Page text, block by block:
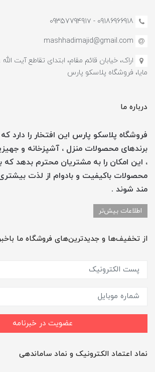
09186966918 - 0935779491۷
mashhadimajid@gmail.com
اراک، خیابان قائم مقام، ابتدای تقاطع آیت
مایا، فروشگاه پلاسکو پارس
درباره ما
فروشگاه پلاسکو پارس این افتخار را دارد
برندهای محصولات منزل ، آشپزخانه و
، این امکان را به مشتریان محترم بدهد که
محصولات باکیفیت و بادوام از لذت
مند شوند .
اطلاعات بیش‌تر
از تخفیف‌ها و جدیدترین‌های فروشگاه ما
عضویت در خبرنامه
نماد اعتماد الکترونیک و نماد ساماندهی